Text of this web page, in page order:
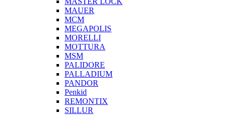
MAUER
MCM
MEGAPOLIS
MORELLI
MOTTURA
MSM
PALIDORE
PALLADIUM
PANDOR
Penkid
REMONTIX
SILLUR